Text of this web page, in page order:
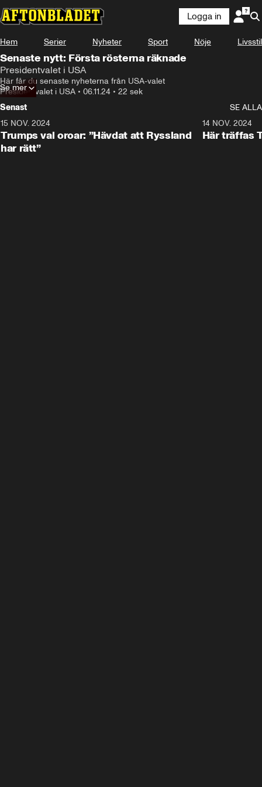
Logga in
Hem Serier Nyheter Sport Nöje Livsstil
Senaste nytt: Första rösterna räknade
Presidentvalet i USA
Här får du senaste nyheterna från USA-valet
Presidentvalet i USA • 06.11.24 • 22 sek
Se mer
Senast
SE ALLA
15 NOV. 2024
Trumps val oroar: ”Hävdat att Ryssland
har rätt”
14 NOV. 2024
Här träffas